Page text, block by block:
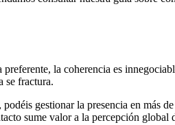
la coherencia es
se fractura.
gestionar la presencia en más
sume valor a la percepción global